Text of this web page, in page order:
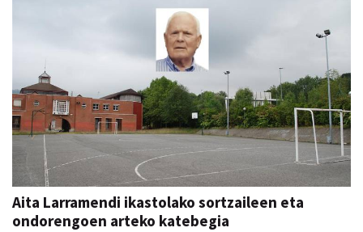
Aita Larramendi ikastolako sortzaileen eta
ondorengoen arteko katebegia